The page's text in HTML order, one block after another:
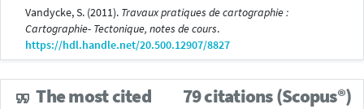
Vandycke, S. (2011). Travaux pratiques de cartographie :
Cartographie- Tectonique, notes de cours.
https://hdl.handle.net/20.500.12907/8827
The most cited 79 citations (Scopus®)